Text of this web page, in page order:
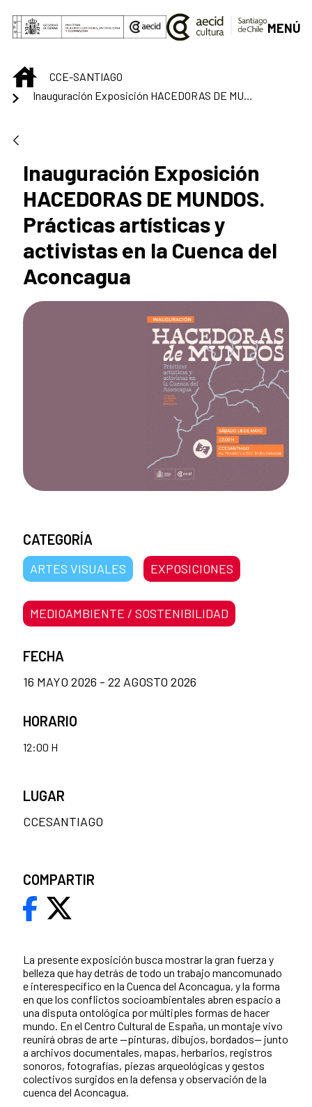
Saltar al contenido principal
MENÚ
INICIOCCE-SANTIAGO
Inauguración Exposición
HACEDORAS DE MUNDOS.
Prácticas artísticas y
activistas en la Cuenca del
Aconcagua
La presente exposición busca mostrar la gran fuerza y
belleza que hay detrás de todo un trabajo mancomunado
e interespecífico en la Cuenca del Aconcagua, y la forma
en que los conflictos socioambientales abren espacio a
una disputa ontológica por múltiples formas de hacer
mundo. En el Centro Cultural de España, un montaje vivo
reunirá obras de arte —pinturas, dibujos, bordados— junto
a archivos documentales, mapas, herbarios, registros
sonoros, fotografías, piezas arqueológicas y gestos
colectivos surgidos en la defensa y observación de la
cuenca del Aconcagua.
CATEGORÍA
ARTES VISUALES EXPOSICIONES
MEDIOAMBIENTE / SOSTENIBILIDAD
FECHA
16 MAYO 2026 - 22 AGOSTO 2026
HORARIO
12:00 H
LUGAR
CCESANTIAGO
COMPARTIR